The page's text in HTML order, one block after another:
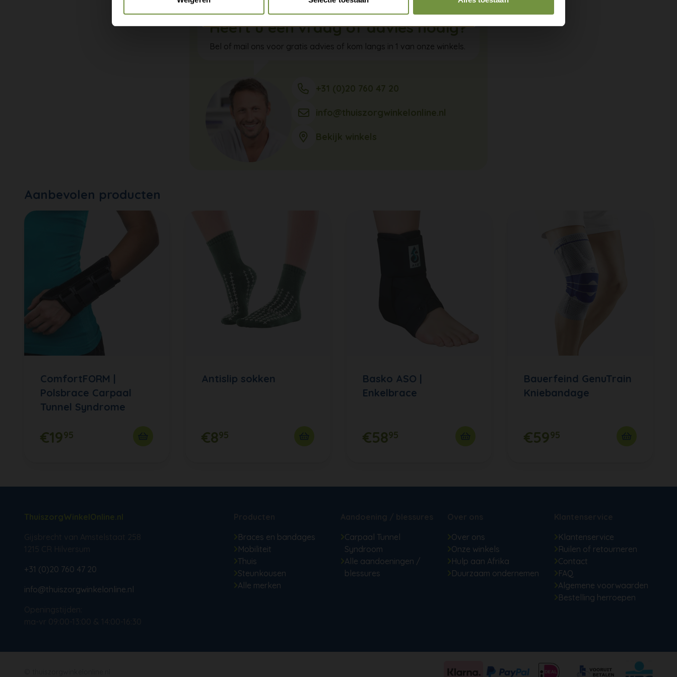
Heeft u een vraag of advies nodig?
Bel of mail ons voor gratis advies of kom langs in 1 van onze winkels.
+31 (0)20 760 47 20
info@thuiszorgwinkelonline.nl
Bekijk winkels
Aanbevolen producten
ComfortFORM |
Polsbrace Carpaal
Tunnel Syndrome
€1995
Antislip sokken
€895
Basko ASO |
Enkelbrace
€5895
Bauerfeind GenuTrain
Kniebandage
€5995
+31 (0)20 760 47 20
info@thuiszorgwinkelonline.nl
Braces en bandages
Mobiliteit
Thuis
Steunkousen
Alle merken
Carpaal Tunnel
Syndroom
Alle aandoeningen /
blessures
Over ons
Onze winkels
Hulp aan Afrika
Duurzaam ondernemen
Klantenservice
Ruilen of retourneren
Contact
FAQ
Algemene voorwaarden
Bestelling herroepen